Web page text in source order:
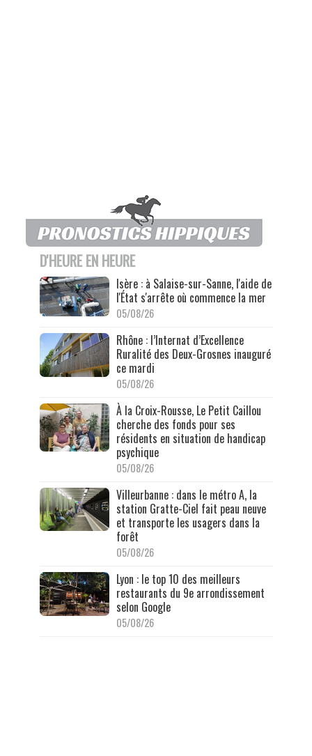
D'HEURE EN HEURE
Isère : à Salaise-sur-Sanne, l'aide de
l'État s'arrête où commence la mer
05/08/26
Rhône : l’Internat d’Excellence
Ruralité des Deux-Grosnes inauguré
ce mardi
05/08/26
À la Croix-Rousse, Le Petit Caillou
cherche des fonds pour ses
résidents en situation de handicap
psychique
05/08/26
Villeurbanne : dans le métro A, la
station Gratte-Ciel fait peau neuve
et transporte les usagers dans la
forêt
05/08/26
Lyon : le top 10 des meilleurs
restaurants du 9e arrondissement
selon Google
05/08/26